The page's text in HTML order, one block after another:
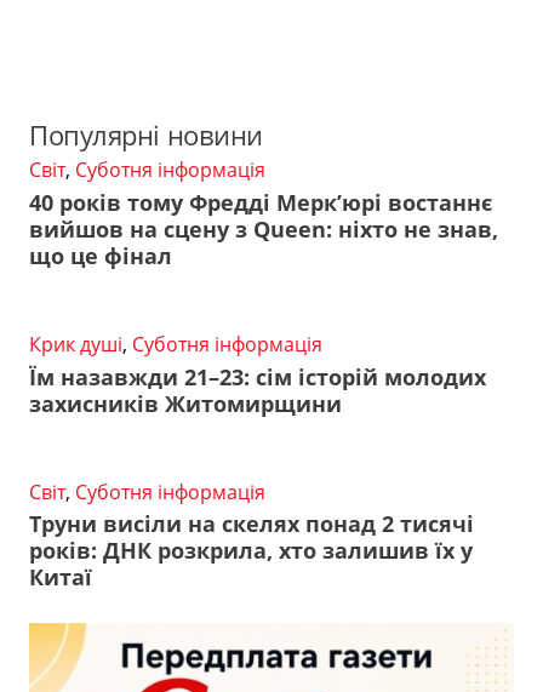
Популярні новини
Світ, Суботня інформація
40 років тому Фредді Мерк’юрі востаннє
вийшов на сцену з Queen: ніхто не знав,
що це фінал
Крик душі, Суботня інформація
Їм назавжди 21–23: сім історій молодих
захисників Житомирщини
Світ, Суботня інформація
Труни висіли на скелях понад 2 тисячі
років: ДНК розкрила, хто залишив їх у
Китаї